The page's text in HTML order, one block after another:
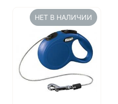
НЕТ В НАЛИЧИИ